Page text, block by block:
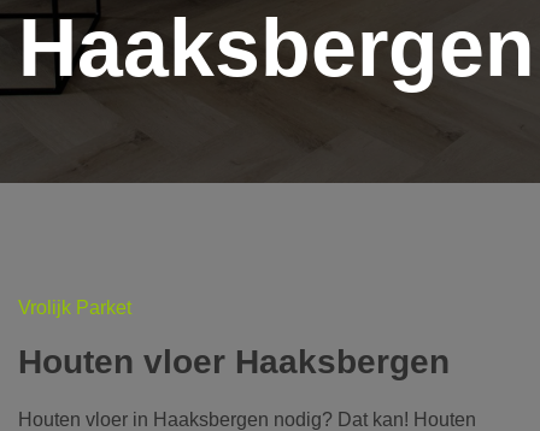
Haaksbergen
Vrolijk Parket
Houten vloer Haaksbergen
Houten vloer in Haaksbergen nodig? Dat kan! Houten